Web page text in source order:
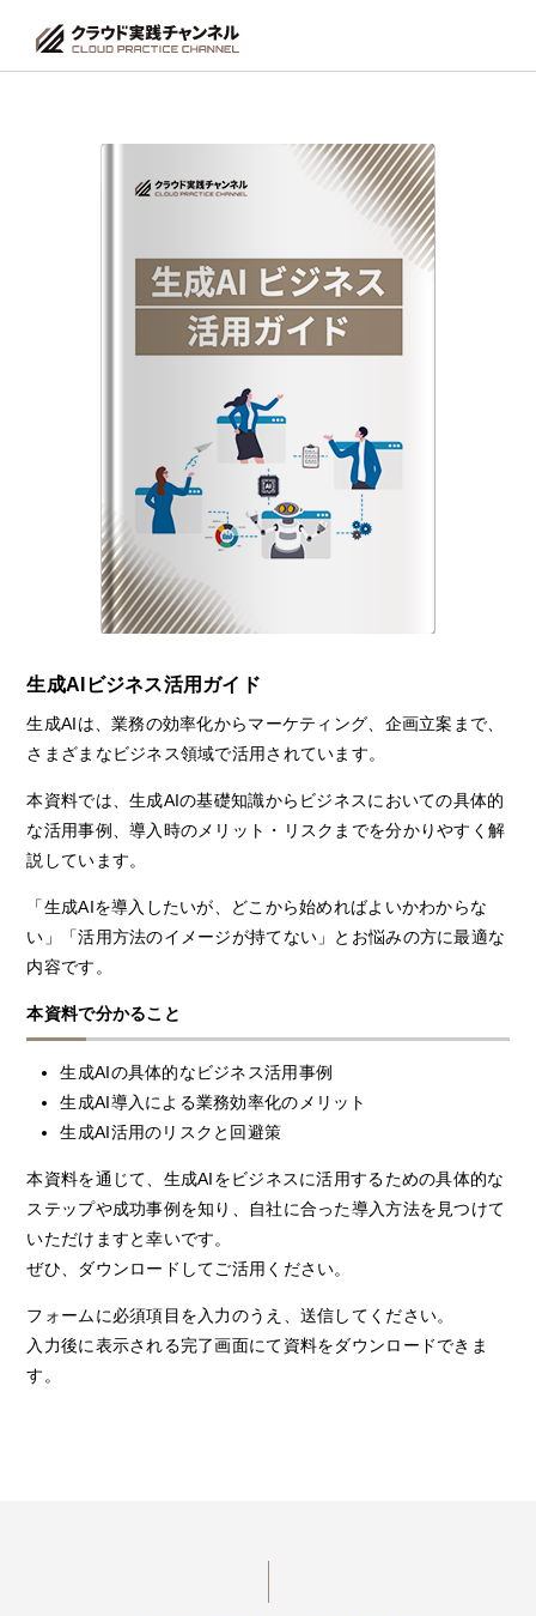
生成AIビジネス活用ガイド
生成AIは、業務の効率化からマーケティング、企画立案まで、
さまざまなビジネス領域で活用されています。
本資料では、生成AIの基礎知識からビジネスにおいての具体的
な活用事例、導入時のメリット・リスクまでを分かりやすく解
説しています。
「生成AIを導入したいが、どこから始めればよいかわからな
い」「活用方法のイメージが持てない」とお悩みの方に最適な
内容です。
本資料で分かること
生成AIの具体的なビジネス活用事例
生成AI導入による業務効率化のメリット
生成AI活用のリスクと回避策
本資料を通じて、生成AIをビジネスに活用するための具体的な
ステップや成功事例を知り、自社に合った導入方法を見つけて
いただけますと幸いです。
ぜひ、ダウンロードしてご活用ください。
フォームに必須項目を入力のうえ、送信してください。
入力後に表示される完了画面にて資料をダウンロードできま
す。